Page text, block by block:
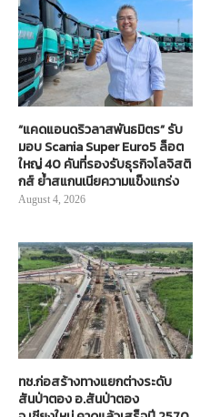
“แคดแอนดริวลาสพันธมิตร” รับ
มอบ Scania Super Euro5 ล็อต
ใหญ่ 40 คันที่รองรับธุรกิจโลจิสติ
กส์ ย้ำสแกนเนียความแข็งแกร่ง
August 4, 2026
ทช.ก่อสร้างทางแยกต่างระดับ
สันป่าตอง อ.สันป่าตอง